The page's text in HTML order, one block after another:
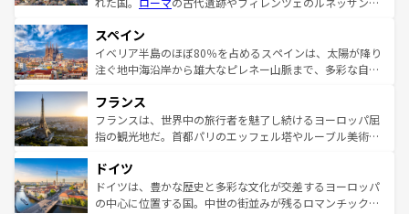
ろん、トスカーナの美しい田園風景やアマルフィ海岸の絶
景など、自然景観も見逃せない。観光の合間には、本場の
ピザやパスタなど、絶品のイタリア料理を堪能することも
ませてくれるイタリアで、忘れられない旅をしてみよう！
なお、新着のイタリア情報はコンテンツ一覧 を参照してほ
しい。
スペイン
イベリア半島のほぼ80％を占めるスペインは、太陽が降り
注ぐ地中海沿岸から雄大なピレネー山脈まで、多彩な自然
文化が根付くこの国では、情熱的なフラメンコ、熱気あふ
れる闘牛、そして美味しいタパスが生活の一部となってい
る。首都マドリードの洗練された雰囲気や、バルセロナの
の城塞都市、穏やかなビーチリゾートまで多彩な表情を見
せる。地方によって風土や気候が異なるスペインはその個
性で訪れる人を魅了する。 なお、新着のスペイン情報はコ
フランス
フランスは、世界中の旅行者を魅了し続けるヨーロッパ屈
指の観光地だ。首都パリのエッフェル塔やルーブル美術館
で、幅広い魅力が詰まっている。華麗な宮殿、歴史的な大
聖堂、美しいビーチ、そして豊かな自然が、訪れる者を心
から魅了する。また、フランスは美食の国としても知ら
ドイツ
ドイツは、豊かな歴史と多彩な文化が交差するヨーロッパ
の中心に位置する国。中世の街並みが残るロマンチック街